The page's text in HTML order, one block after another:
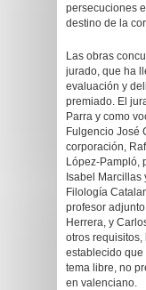
persecuciones
destino de la
Las obras
jurado, que ha
evaluación y
premiado. El
Parra y como
Fulgencio José
corporación,
López-Pampló,
Isabel Marcillas
Filología
profesor
Herrera, y
otros
establecido
tema libre, no
en valenciano.